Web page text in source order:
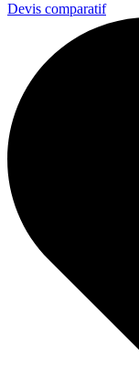
Devis comparatif